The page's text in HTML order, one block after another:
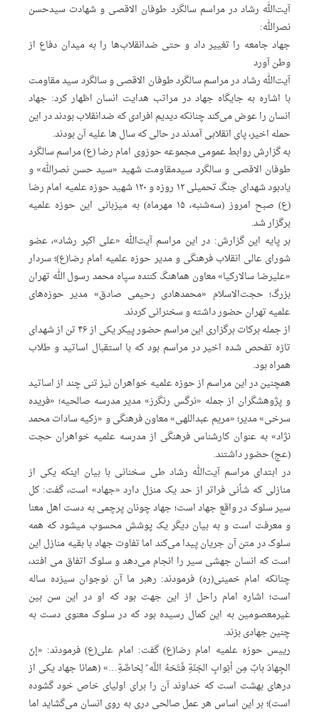
آیت‌الله رشاد در مراسم سالگرد طوفان الاقصی و شهادت سیدحسن
نصرالله:
جهاد جامعه را تغییر داد و حتی ضدانقلاب‌ها را به میدان دفاع از
وطن آورد
آیت‌الله رشاد در مراسم سالگرد طوفان الاقصی و سالگرد سید مقاومت
با اشاره به جایگاه جهاد در مراتب هدایت انسان اظهار کرد: جهاد
انسان را عوض می‌کند چنانکه دیدیم افرادی که ضدانقلاب بودند در این
حمله اخیر، پای انقلابی آمدند در حالی که سال ها علیه آن بودند.
به گزارش روابط عمومی مجموعه حوزوی امام رضا (ع) مراسم سالگرد
طوفان الاقصی و سالگرد سیدمقاومت شهید «سید حسن نصرالله» و
یادبود شهدای جنگ تحمیلی ۱۲ روزه و ۱۲۰‌ شهید حوزه علمیه امام رضا
(ع) صبح امروز (سه‌شنبه، ۱۵ مهرماه) به میزبانی این حوزه علمیه
برگزار شد.
بر پایه این گزارش: در این مراسم آیت‌الله «علی اکبر رشاد»، عضو
شورای عالی انقلاب فرهنگی و مدیر حوزه علمیه امام رضا(ع)؛ سردار
«علیرضا سالارکیا» معاون هماهنگ کننده سپاه محمد رسول الله تهران
بزرگ؛ حجت‌الاسلام «محمدهادی رحیمی صادق» مدیر حوزه‌های
علمیه تهران حضور داشته و سخنرانی کردند.
از جمله برکات برگزاری این مراسم حضور پیکر یکی از ۴۶ تن از شهدای
تازه تفحص شده اخیر در مراسم بود که با استقبال اساتید و طلاب
همراه بود.
همچنین در این مراسم از حوزه علمیه خواهران نیز تنی چند از اساتید
و پژوهشگران از جمله «نرگس رنگرز» مدیر مدرسه صالحیه؛ «فریده
سرخی» مدیر؛ «مریم عبداللهی» معاون فرهنگی و «زکیه سادات محمد
نژاد» به عنوان کارشناس فرهنگی از مدرسه علمیه خواهران حجت
(عج) حضور داشتند.
در ابتدای مراسم آیت‌الله رشاد طی سخنانی با بیان اینکه یکی از
منازلی که شأنی فراتر از حد یک منزل دارد «جهاد» است، گفت: کل
سیر سلوک در واقع جهاد است؛ جهاد چونان پرچمی به دست اهل معنا
و معرفت است و به بیان دیگر یک پوشش محسوب میشود که همه
سلوک در متن آن جریان پیدا می‌کند اما تفاوت جهاد با بقیه منازل این
است که انسان جهشی سیر را انجام می‌دهد و سلوک اتفاق می افتد،
چنانکه امام خمینی(ره) فرمودند: رهبر ما آن نوجوان سیزده ساله
است؛ اشاره امام راحل از این جهت بود که او در این سن بین
غیرمعصومین به این کمال رسیده بود که در سلوک معنوی دست به
چنین جهادی بزند.
رییس حوزه علمیه امام رضا(ع) گفت: امام علی(ع) فرمودند: «إنّ
الجِهادَ بابٌ مِن أبْوابِ الجَنّةِ فَتَحَهُ اللّه ُ لِخاصَّةِ…» (همانا جهاد یکی از
درهای بهشت است که خداوند آن را برای اولیای خاص خود گشوده
است)؛ بر این اساس هر عمل صالحی دری‌ به روی انسان می‌گشاید اما